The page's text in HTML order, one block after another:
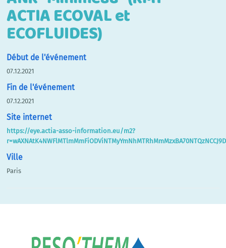
ACTIA ECOVAL et
ECOFLUIDES)
Début de l'événement
07.12.2021
Fin de l'événement
07.12.2021
Site internet
https://eye.actia-asso-information.eu/m2?
Ville
Paris